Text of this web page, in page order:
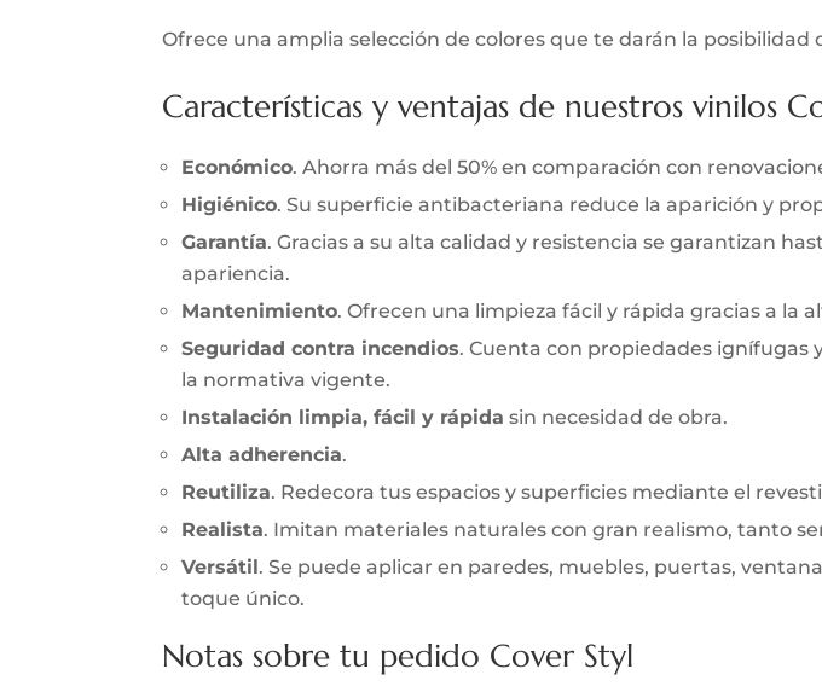
Ofrece una amplia selección de colores que te darán la
Características y ventajas de nuestros vinilos
Económico. Ahorra más del 50% en comparación con
Higiénico. Su superficie antibacteriana reduce la aparición y
Garantía. Gracias a su alta calidad y resistencia se garantizan
apariencia.
Mantenimiento. Ofrecen una limpieza fácil y rápida gracias a la
Seguridad contra incendios. Cuenta con propiedades ignífugas
la normativa vigente.
Instalación limpia, fácil y rápida sin necesidad de obra.
Alta adherencia.
Reutiliza. Redecora tus espacios y superficies mediante el
Realista. Imitan materiales naturales con gran realismo, tanto
Versátil . Se puede aplicar en paredes, muebles, puertas,
toque único.
Notas sobre tu pedido Cover Styl